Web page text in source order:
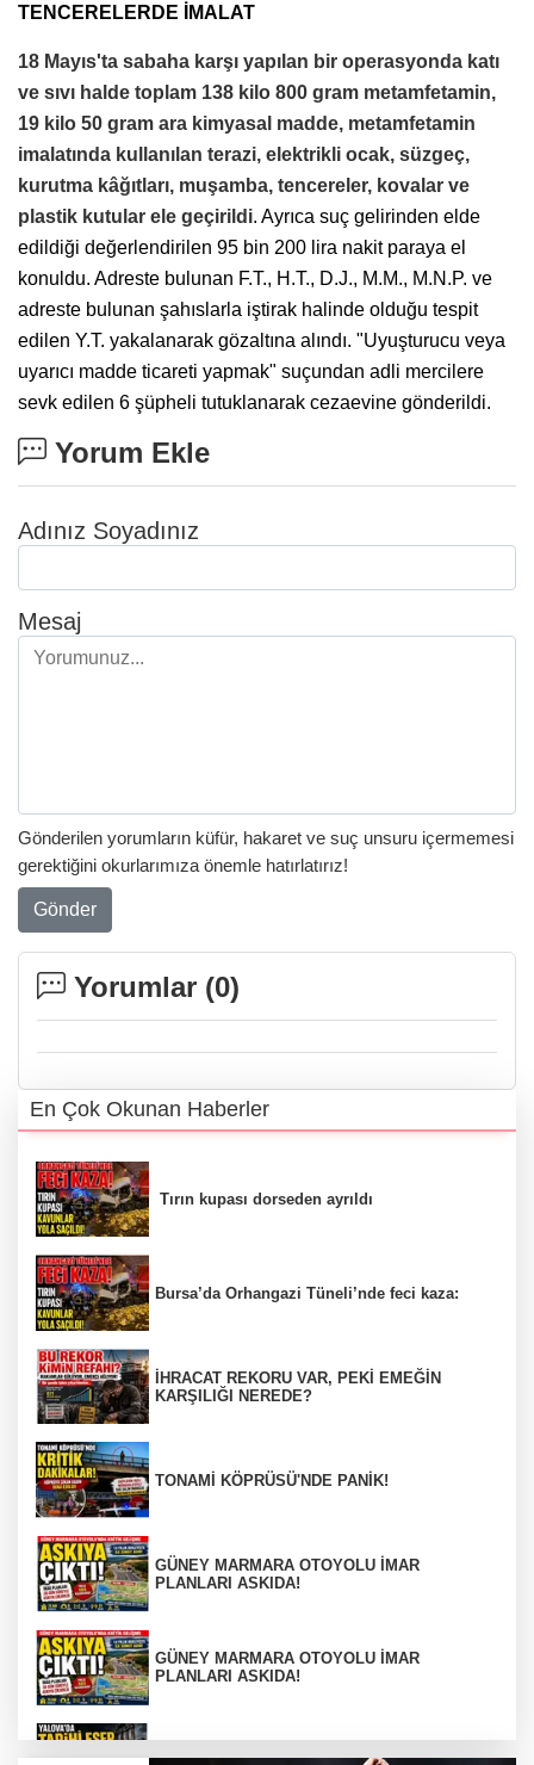
TENCERELERDE İMALAT
18 Mayıs'ta sabaha karşı yapılan bir operasyonda katı
ve sıvı halde toplam 138 kilo 800 gram metamfetamin,
19 kilo 50 gram ara kimyasal madde, metamfetamin
imalatında kullanılan terazi, elektrikli ocak, süzgeç,
kurutma kâğıtları, muşamba, tencereler, kovalar ve
plastik kutular ele geçirildi. Ayrıca suç gelirinden elde
edildiği değerlendirilen 95 bin 200 lira nakit paraya el
konuldu. Adreste bulunan F.T., H.T., D.J., M.M., M.N.P. ve
adreste bulunan şahıslarla iştirak halinde olduğu tespit
edilen Y.T. yakalanarak gözaltına alındı. "Uyuşturucu veya
uyarıcı madde ticareti yapmak" suçundan adli mercilere
sevk edilen 6 şüpheli tutuklanarak cezaevine gönderildi.
Yorum Ekle
Adınız Soyadınız
Mesaj
Gönderilen yorumların küfür, hakaret ve suç unsuru içermemesi
gerektiğini okurlarımıza önemle hatırlatırız!
Gönder
Yorumlar (0)
En Çok Okunan Haberler
Tırın kupası dorseden ayrıldı
Bursa’da Orhangazi Tüneli’nde feci kaza:
İHRACAT REKORU VAR, PEKİ EMEĞİN
KARŞILIĞI NEREDE?
TONAMİ KÖPRÜSÜ'NDE PANİK!
GÜNEY MARMARA OTOYOLU İMAR
PLANLARI ASKIDA!
GÜNEY MARMARA OTOYOLU İMAR
PLANLARI ASKIDA!